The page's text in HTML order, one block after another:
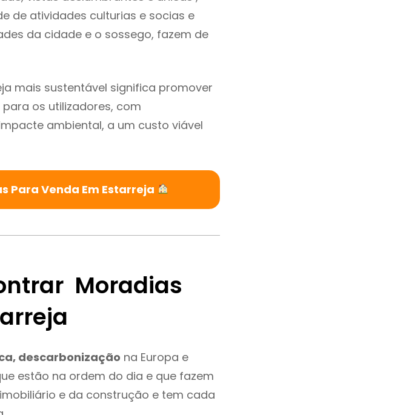
de atividades culturias e socias e
da cidade e o sossego, fazem de
mais sustentável significa promover
os utilizadores, com
ambiental, a um custo viável
Para Venda Em Estarreja
Moradias
descarbonização na Europa e
estão na ordem do dia e que fazem
e da construção e tem cada